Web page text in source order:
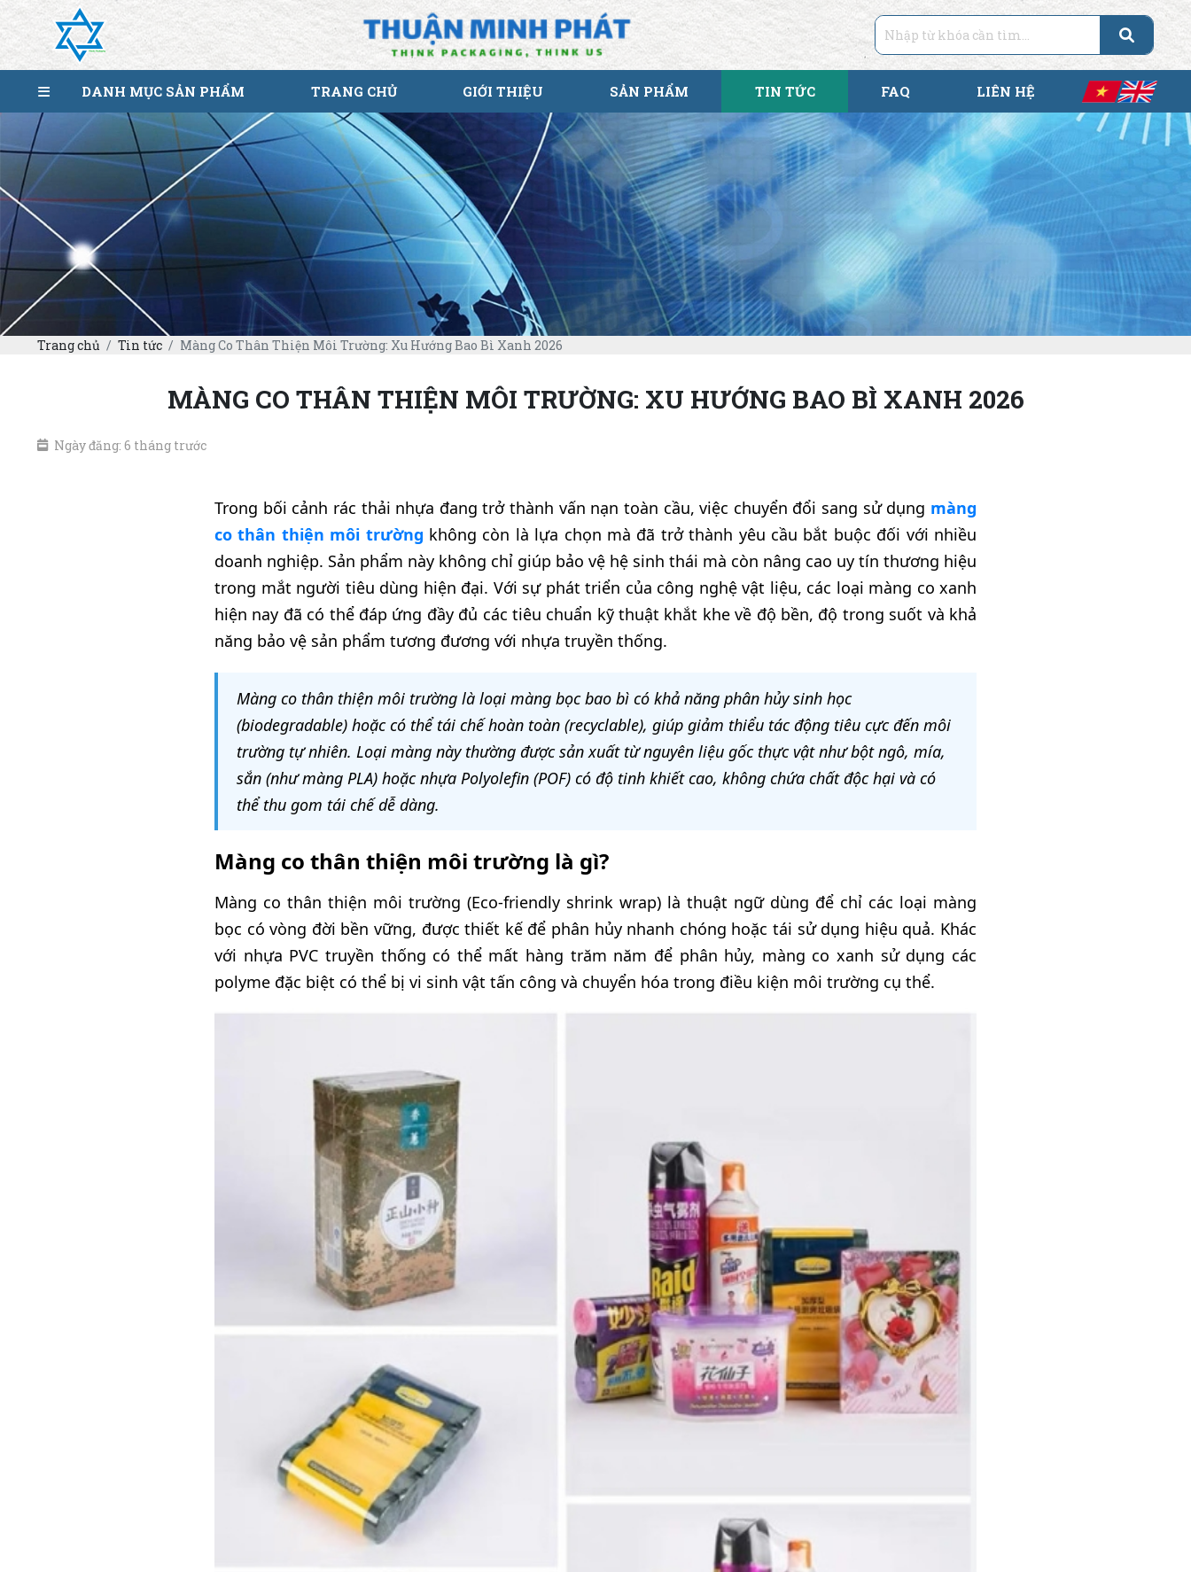
DANH MỤC SẢN PHẨM TRANG CHỦ GIỚI THIỆU SẢN PHẨM TIN TỨC FAQ LIÊN HỆ
Trang chủ Tin tức Màng Co Thân Thiện Môi Trường: Xu Hướng Bao Bì Xanh 2026
MÀNG CO THÂN THIỆN MÔI TRƯỜNG: XU HƯỚNG BAO BÌ XANH 2026
Ngày đăng: 6 tháng trước
Trong bối cảnh rác thải nhựa đang trở thành vấn nạn toàn cầu, việc chuyển đổi sang sử dụng màng
co thân thiện môi trường không còn là lựa chọn mà đã trở thành yêu cầu bắt buộc đối với nhiều
doanh nghiệp. Sản phẩm này không chỉ giúp bảo vệ hệ sinh thái mà còn nâng cao uy tín thương hiệu
trong mắt người tiêu dùng hiện đại. Với sự phát triển của công nghệ vật liệu, các loại màng co xanh
hiện nay đã có thể đáp ứng đầy đủ các tiêu chuẩn kỹ thuật khắt khe về độ bền, độ trong suốt và khả
năng bảo vệ sản phẩm tương đương với nhựa truyền thống.
Màng co thân thiện môi trường là loại màng bọc bao bì có khả năng phân hủy sinh học
(biodegradable) hoặc có thể tái chế hoàn toàn (recyclable), giúp giảm thiểu tác động tiêu cực đến môi
trường tự nhiên. Loại màng này thường được sản xuất từ nguyên liệu gốc thực vật như bột ngô, mía,
sắn (như màng PLA) hoặc nhựa Polyolefin (POF) có độ tinh khiết cao, không chứa chất độc hại và có
thể thu gom tái chế dễ dàng.
Màng co thân thiện môi trường là gì?
Màng co thân thiện môi trường (Eco-friendly shrink wrap) là thuật ngữ dùng để chỉ các loại màng
bọc có vòng đời bền vững, được thiết kế để phân hủy nhanh chóng hoặc tái sử dụng hiệu quả. Khác
với nhựa PVC truyền thống có thể mất hàng trăm năm để phân hủy, màng co xanh sử dụng các
polyme đặc biệt có thể bị vi sinh vật tấn công và chuyển hóa trong điều kiện môi trường cụ thể.